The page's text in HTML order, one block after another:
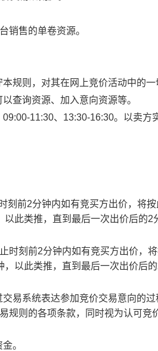
销售的单卷资源。
规则，对其在网上竞价活动中的一
查询资源、加入意向资源等。
11:30、13:30-16:30。以卖方
刻前2分钟内如有竞买方出价，将
此类推，直到最后一次出价后的
时刻前2分钟内如有竞买方出价，
以此类推，直到最后一次出价后
易系统表达参加竞价交易意向的
规则的各项条款，同时视为认可竞
。